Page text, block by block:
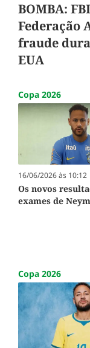
BOMBA:
Federação
fraude
EUA
Copa 2026
16/06/2026 às 10:12
Os novos
exames de
Copa 2026